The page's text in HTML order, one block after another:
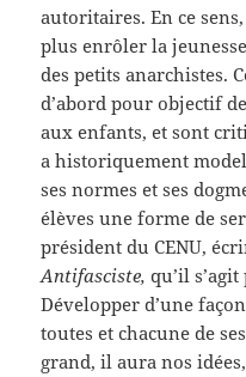
autoritaires. En ce
plus enrôler la
des petits anarchistes.
d’abord pour objectif
aux enfants, et sont
a historiquement
ses normes et ses
élèves une forme de
président du CENU,
Antifasciste, qu’il
Développer d’une
toutes et chacune de
grand, il aura nos